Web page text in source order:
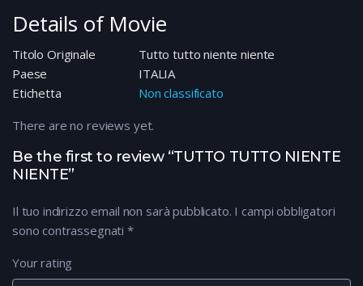
Details of Movie
Titolo Originale
Tutto tutto niente niente
Paese
ITALIA
Etichetta
Non classificato
Be the first to review “TUTTO TUTTO NIENTE
NIENTE”
Il tuo indirizzo email non sarà pubblicato. I campi obbligatori
sono contrassegnati *
Your rating
There are no reviews yet.